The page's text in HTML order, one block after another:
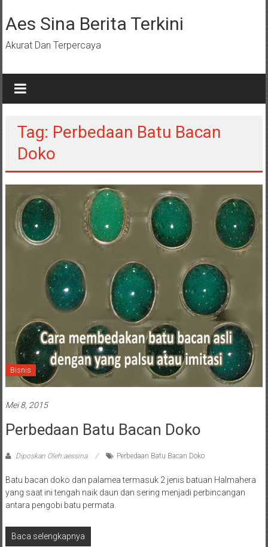
ke
konten
Aes Sina Berita Terkini
Akurat Dan Terpercaya
Tag: Perbedaan Batu Bacan
Doko
Bisnis
Mei 8, 2015
Perbedaan Batu Bacan Doko
Diposkan Oleh:aessina Perbedaan Batu Bacan Doko
Batu bacan doko dan palamea termasuk 2 jenis batuan Halmahera
yang saat ini tengah naik daun dan sering menjadi perbincangan
antara pengobi batu permata.
Baca selengkapnya